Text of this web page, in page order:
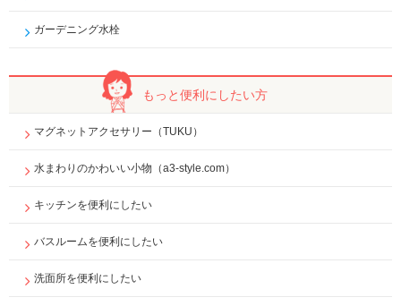
ガーデニング水栓
もっと便利に したい方
マグネットアクセサリー（TUKU）
水まわりのかわいい小物（a3-style.com）
キッチンを便利にしたい
バスルームを便利にしたい
洗面所を便利にしたい